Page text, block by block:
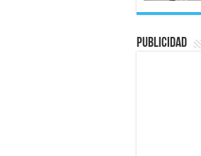
Publicidad